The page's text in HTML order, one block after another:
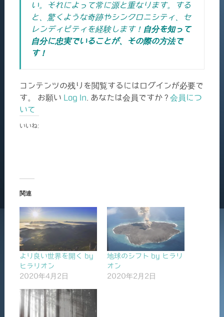
い。それによって常に源と重なります。する
と、驚くような奇跡やシンクロニシティ、セ
レンディピティを経験します！ 自分を知って
自分に忠実でいることが、その際の方法で
す！
コンテンツの残りを閲覧するにはログインが必要で
す。 お願い Log In . あなたは会員ですか ? 会員につ
いて
いいね:
関連
より良い世界を開く by
ヒラリオン
2020年4月2日
地球のシフト by ヒラリ
オン
2020年2月2日